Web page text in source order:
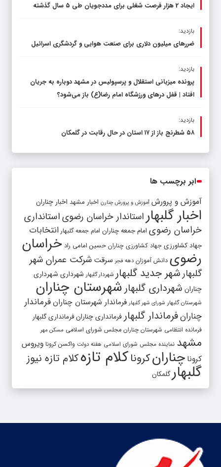
ایجاد 2 هزار فرصت شغلی برای مددجویان طی ۵ سال گذشته
بازدید:
ضررهای میلیون دلاری برای صنعت هوایی و گردشگری اسرائیل
بازدید:
پرونده میزبانی استقلال و پرسپولیس در مشهد دوباره به جریان
افتاد | قفل در‌های ورزشگاه امام رضا(ع) باز می‌شود؟
بازدید:
۵۸ شطرنج‌ باز از ۱۷ استان در حال رقابت در گلمکان
ابر برچسب ها
آموزش و پرورش آموزش و پرورش چنارن اخبار مشهد اخبار چناران
اخبار گلبهار استاندار خراسان رضویاستانداری
خراسان رضوی امام جمعه چناران امام جمعه گلبهار انتخابات
جهاد کشاورزی جهاد کشاورزی چناران حسین امامی راد خراسان
رضوی دانش آموزان دهه فجر سرقت شرکت عمران شهر
گلبهارشهر جدید گلبهار شهردار گلبهار شهرداری شهرداری
چناران شهرداری گلبهار شهرستان چناران
شهرستان گلبهار شورای شهر گلبهار فرماندار شهرستان چناران فرماندار
چنارانفرماندار گلبهار فرمانداری چنارانفرمانداری گلبهار
فرمانده انتظامی شهرستان چناران مجلس شورای اسلامی مسکن مهر
مشهد نماینده مجلس شورای اسلامی هفته دولت واکسن کرونا ویروس
کرونا چنارانکروناکلام تازهکلام تازه نیوز
گلبهارگلمکان